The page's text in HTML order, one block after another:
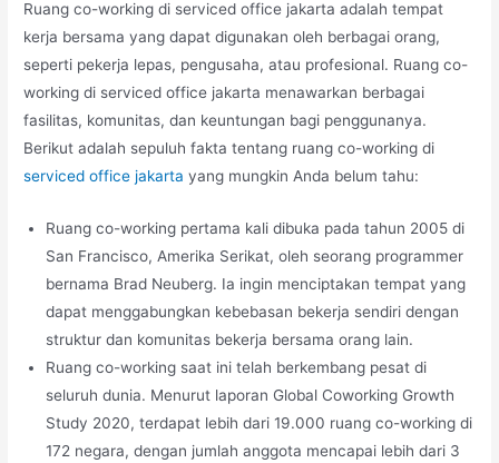
Ruang co-working di serviced office jakarta adalah tempat
kerja bersama yang dapat digunakan oleh berbagai orang,
seperti pekerja lepas, pengusaha, atau profesional. Ruang co-
working di serviced office jakarta menawarkan berbagai
fasilitas, komunitas, dan keuntungan bagi penggunanya.
Berikut adalah sepuluh fakta tentang ruang co-working di
serviced office jakarta yang mungkin Anda belum tahu:
Ruang co-working pertama kali dibuka pada tahun 2005 di
San Francisco, Amerika Serikat, oleh seorang programmer
bernama Brad Neuberg. Ia ingin menciptakan tempat yang
dapat menggabungkan kebebasan bekerja sendiri dengan
struktur dan komunitas bekerja bersama orang lain.
Ruang co-working saat ini telah berkembang pesat di
seluruh dunia. Menurut laporan Global Coworking Growth
Study 2020, terdapat lebih dari 19.000 ruang co-working di
172 negara, dengan jumlah anggota mencapai lebih dari 3